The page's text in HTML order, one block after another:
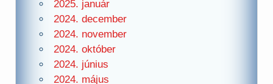
2025. január
2024. december
2024. november
2024. október
2024. június
2024. május